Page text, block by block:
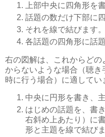
上部中央に四角形を
話題の数だけ下部に
それを線で結びます。
各話題の四角形に話
右の図解は、これからど
からないような場合（聴き
時に行う場合）に適してい
中央に円形を書き、
はじめの話題を、書
右斜め上あたり）に
形と主題を線で結びま